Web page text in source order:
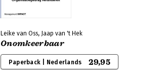
Leike van Oss, Jaap van 't Hek
Onomkeerbaar
Paperback | Nederlands 29,95